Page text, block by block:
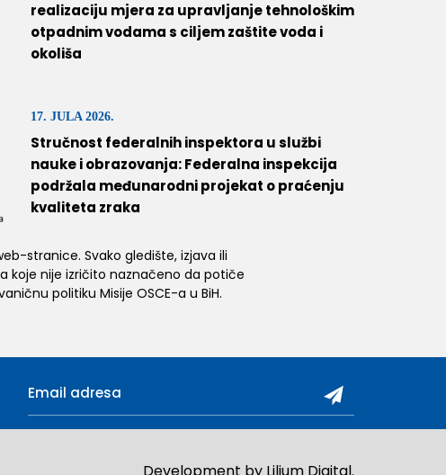
stranice. Svako gledište, izjava ili
koje nije izričito naznačeno da potiče
politiku Misije OSCE-a u BiH.
realizaciju mjera za upravljanje tehnološkim
otpadnim vodama s ciljem zaštite voda i
okoliša
17. JULA 2026.
Stručnost federalnih inspektora u službi
nauke i obrazovanja: Federalna inspekcija
podržala međunarodni projekat o praćenju
kvaliteta zraka